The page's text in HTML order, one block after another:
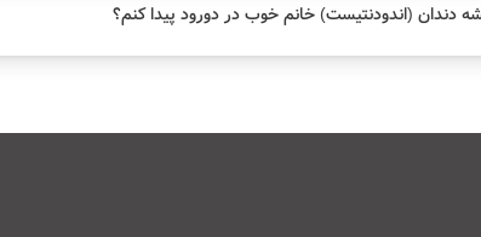
(اندودنتیست) خانم خوب در دورود پیدا کنم؟